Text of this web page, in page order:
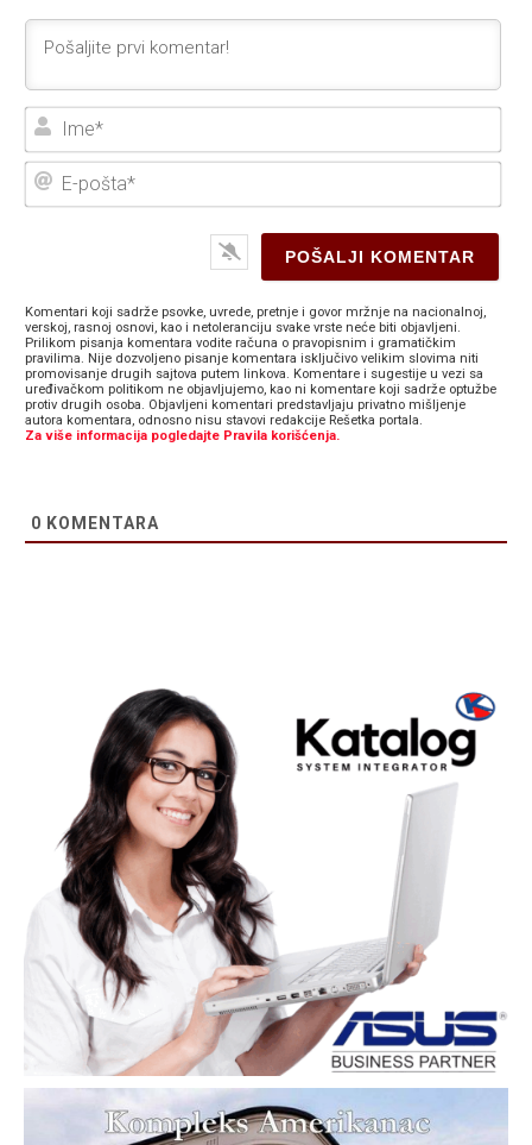
E-
Komentari koji sadrže psovke, uvrede, pretnje i govor mržnje na nacionalnoj,
verskoj, rasnoj osnovi, kao i netoleranciju svake vrste neće biti objavljeni.
Prilikom pisanja komentara vodite računa o pravopisnim i gramatičkim
pravilima. Nije dozvoljeno pisanje komentara isključivo velikim slovima niti
promovisanje drugih sajtova putem linkova. Komentare i sugestije u vezi sa
uređivačkom politikom ne objavljujemo, kao ni komentare koji sadrže optužbe
protiv drugih osoba. Objavljeni komentari predstavljaju privatno mišljenje
autora komentara, odnosno nisu stavovi redakcije Rešetka portala.
Za više informacija pogledajte Pravila korišćenja.
0 KOMENTARA